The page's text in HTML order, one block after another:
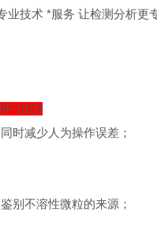
业技术 *服务 让检测分析
0103
时减少人为操作误差；
别不溶性微粒的来源；